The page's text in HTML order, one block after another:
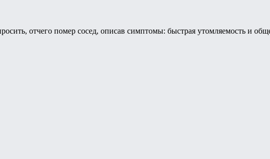
отчего помер сосед, описав симптомы: быстрая утомляемость и